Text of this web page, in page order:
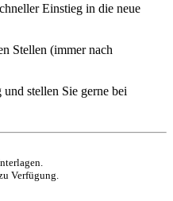
Einstieg in die neue
Stellen (immer nach
stellen Sie gerne bei
Verfügung.